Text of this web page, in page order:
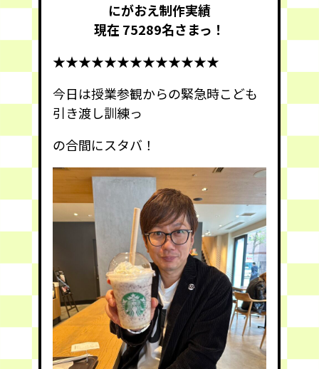
にがおえ制作実績
現在 75289名さまっ！
★★★★★★★★★★★★★
今日は授業参観からの緊急時こども
引き渡し訓練っ
の合間にスタバ！